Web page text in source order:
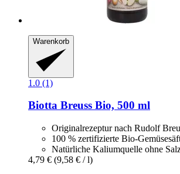
Warenkorb
1.0 (1)
Biotta Breuss Bio, 500 ml
Originalrezeptur nach Rudolf
100 % zertifizierte Bio-
Natürliche Kaliumquelle ohne
4,79 € (9,58 € / l)